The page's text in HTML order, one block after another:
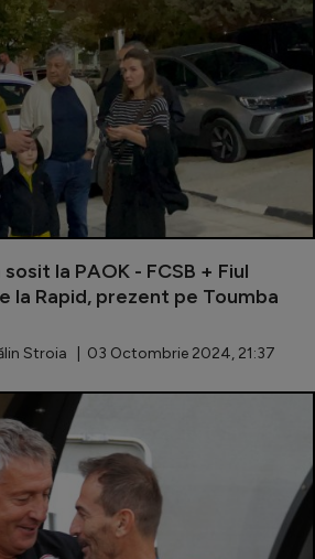
la PAOK - FCSB + Fiul
la Rapid, prezent pe Toumba
Stroia | 03 Octombrie 2024, 21:37